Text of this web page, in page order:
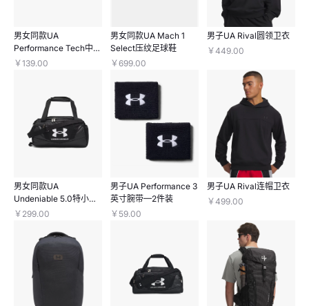
男女同款UA
Performance Tech中缓
冲中筒袜—3双装
￥139.00
男女同款UA Mach 1
Select压纹足球鞋
￥699.00
男子UA Rival圆领卫衣
￥449.00
男女同款UA
Undeniable 5.0特小号
旅行包
￥299.00
男子UA Performance 3
英寸腕带—2件装
￥59.00
男子UA Rival连帽卫衣
￥499.00